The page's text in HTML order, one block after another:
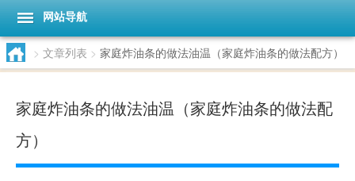
网站导航
> 文章列表 > 家庭炸油条的做法油温（家庭炸油条的做法配方）
家庭炸油条的做法油温（家庭炸油条的做法配
方）